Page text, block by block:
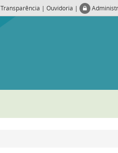
Transparência | Ouvidoria |